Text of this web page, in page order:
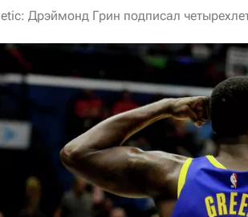
Дрэймонд Грин подписал